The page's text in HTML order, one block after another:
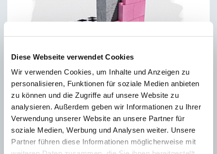
Diese Webseite verwendet Cookies
Wir verwenden Cookies, um Inhalte und Anzeigen zu
personalisieren, Funktionen für soziale Medien anbieten
zu können und die Zugriffe auf unsere Website zu
analysieren. Außerdem geben wir Informationen zu Ihrer
Verwendung unserer Website an unsere Partner für
soziale Medien, Werbung und Analysen weiter. Unsere
Partner führen diese Informationen möglicherweise mit
Изолация на фундамента и външните стени на
сутерена с Austrotherm XPS.